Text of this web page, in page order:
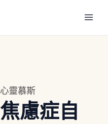
心靈慕斯
焦慮症自